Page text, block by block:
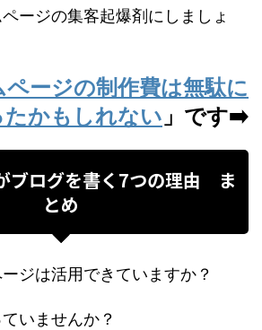
ージの集客起爆剤にしましょ
ページの制作費は無駄に
たかもしれない 」です➡️
ブログを書く7つの理由 ま
とめ
ジは活用できていますか？
いませんか？